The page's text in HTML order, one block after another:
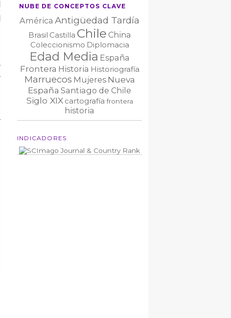
NUBE DE CONCEPTOS CLAVE
América Antigüedad Tardía
Brasil Castilla Chile China
Coleccionismo Diplomacia
Edad Media España
Frontera Historia Historiografía
Marruecos Mujeres Nueva
España Santiago de Chile
Siglo XIX cartografía frontera
historia
INDICADORES